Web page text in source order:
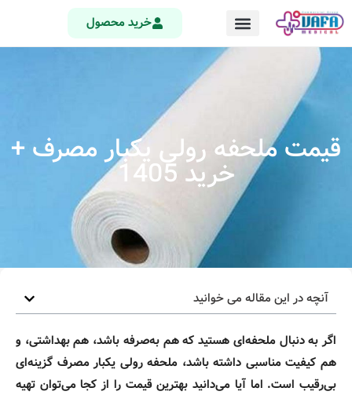
خرید محصول
قیمت ملحفه رولی یکبار مصرف +
خرید 1405
آنچه در این مقاله می خوانید
اگر به دنبال ملحفه‌ای هستید که هم به‌صرفه باشد، هم بهداشتی، و
هم کیفیت مناسبی داشته باشد، ملحفه رولی یکبار مصرف گزینه‌ای
بی‌رقیب است. اما آیا می‌دانید بهترین قیمت را از کجا می‌توان تهیه